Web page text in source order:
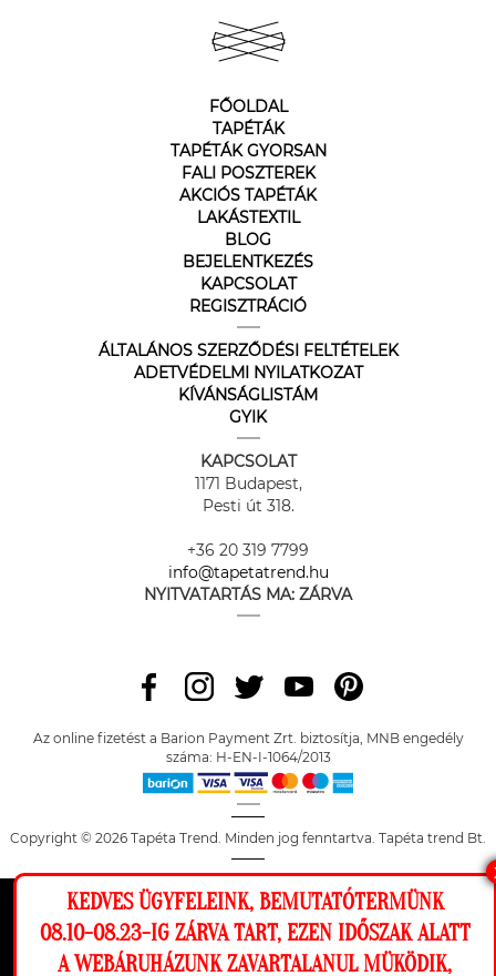
Ez a weboldal cookie-kat használ, hogy a
lehető legjobb élményt nyújtsa honlapunkon.
FŐOLDAL
TAPÉTÁK
TAPÉTÁK GYORSAN
FALI POSZTEREK
AKCIÓS TAPÉTÁK
LAKÁSTEXTIL
BLOG
BEJELENTKEZÉS
KAPCSOLAT
REGISZTRÁCIÓ
ÁLTALÁNOS SZERZŐDÉSI FELTÉTELEK
ADETVÉDELMI NYILATKOZAT
KÍVÁNSÁGLISTÁM
GYIK
KAPCSOLAT
1171 Budapest,
Pesti út 318.
+36 20 319 7799
info@tapetatrend.hu
NYITVATARTÁS MA: ZÁRVA
Az online fizetést a Barion Payment Zrt. biztosítja, MNB engedély
száma: H-EN-I-1064/2013
Copyright © 2026 Tapéta Trend. Minden jog fenntartva. Tapéta trend Bt.
KEDVES ÜGYFELEINK, BEMUTATÓTERMÜNK
08.10-08.23-IG ZÁRVA TART, EZEN IDŐSZAK ALATT
A WEBÁRUHÁZUNK ZAVARTALANUL MÜKÖDIK,